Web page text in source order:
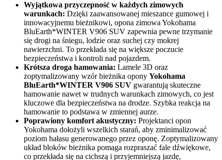
Wyjątkowa przyczepność w każdych zimowych
warunkach: Dzięki zaawansowanej mieszance gumowej i
innowacyjnemu bieżnikowi, opona zimowa Yokohama
BluEarth*WINTER V906 SUV zapewnia pewne trzymanie
się drogi na śniegu, lodzie oraz suchej czy mokrej
nawierzchni. To przekłada się na większe poczucie
bezpieczeństwa i kontroli nad pojazdem.
Krótsza droga hamowania: Lamele 3D oraz
zoptymalizowany wzór bieżnika opony Yokohama
BluEarth*WINTER V906 SUV gwarantują skuteczne
hamowanie nawet w trudnych warunkach zimowych, co jest
kluczowe dla bezpieczeństwa na drodze. Szybka reakcja na
hamowanie to podstawa w zmiennej aurze.
Poprawiony komfort akustyczny: Projektanci opon
Yokohama dołożyli wszelkich starań, aby zminimalizować
poziom hałasu generowanego przez oponę. Zoptymalizowany
układ bloków bieżnika pomaga rozpraszać fale dźwiękowe,
co przekłada się na cichszą i przyjemniejszą jazdę,